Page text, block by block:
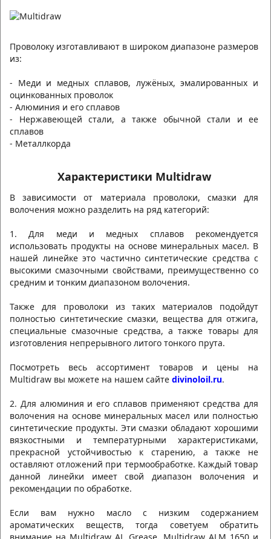
Проволоку изготавливают в широком диапазоне размеров
из:
- Меди и медных сплавов, лужёных, эмалированных и
оцинкованных проволок
- Алюминия и его сплавов
- Нержавеющей стали, а также обычной стали и ее
сплавов
- Металлкорда
Характеристики Multidraw
В зависимости от материала проволоки, смазки для
волочения можно разделить на ряд категорий:
1. Для меди и медных сплавов рекомендуется
использовать продукты на основе минеральных масел. В
нашей линейке это частично синтетические средства с
высокими смазочными свойствами, преимущественно со
средним и тонким диапазоном волочения.
Также для проволоки из таких материалов подойдут
полностью синтетические смазки, вещества для отжига,
специальные смазочные средства, а также товары для
изготовления непрерывного литого тонкого прута.
Посмотреть весь ассортимент товаров и цены на
Multidraw вы можете на нашем сайте divinoloil.ru.
2. Для алюминия и его сплавов применяют средства для
волочения на основе минеральных масел или полностью
синтетические продукты. Эти смазки обладают хорошими
вязкостными и температурными характеристиками,
прекрасной устойчивостью к старению, а также не
оставляют отложений при термообработке. Каждый товар
данной линейки имеет свой диапазон волочения и
рекомендации по обработке.
Если вам нужно масло с низким содержанием
ароматических веществ, тогда советуем обратить